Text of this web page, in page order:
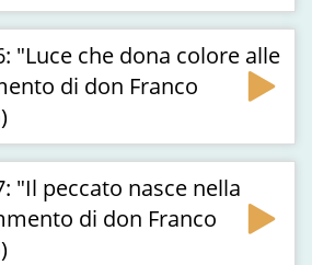
"Luce che dona colore alle
di don Franco
"Il peccato nasce nella
di don Franco